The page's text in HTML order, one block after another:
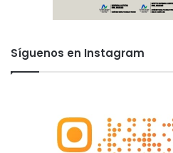
Síguenos en Instagram